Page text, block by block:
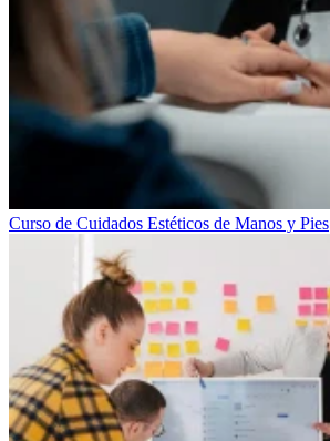
Curso de Cuidados Estéticos de Manos y Pies